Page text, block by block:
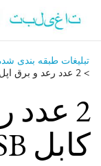
تبلیغات طبقه بندی
> 2 عدد رعد و برق اپل به کابل USB
2
کابل USB